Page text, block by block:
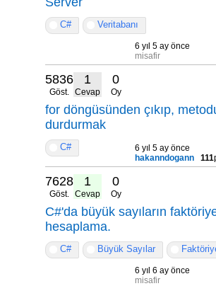
C# Veritabanı
6 yıl 5 ay önce
misafir
5836
Göst.
1
Cevap
0
Oy
for döngüsünden çıkıp,
durdurmak
C#
6 yıl 5 ay önce
hakanndogann
111
7628
Göst.
1
Cevap
0
Oy
C#'da büyük sayıların
hesaplama.
C# Büyük Sayılar
6 yıl 6 ay önce
misafir